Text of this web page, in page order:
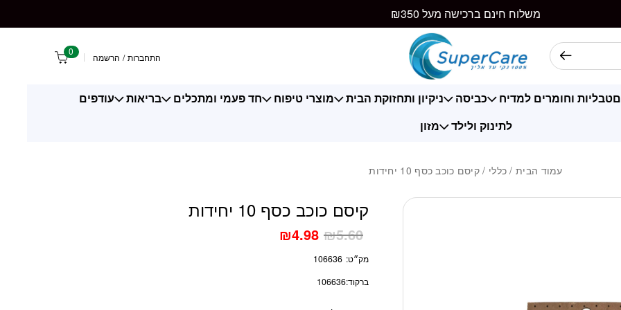
משלוח חינם ברכישה מעל ₪350
התחברות / הרשמה 0
טבליות וחומרים למדיח כביסה ניקיון ותחזוקת הבית מוצרי טיפוח חד פעמי ומתכלים בריאות
עודפים
לתינוק ולילד
מזון
עמוד הבית/ כללי / קיסם כוכב כסף 10 יחידות
קיסם כוכב כסף 10 יחידות
₪5.60
₪4.98
מק״ט: 106636
ברקוד:106636